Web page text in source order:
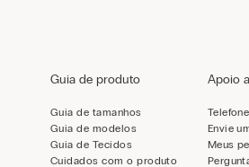
Guia de produto
Guia de tamanhos
Guia de modelos
Guia de Tecidos
Cuidados com o produto
Apoio
Envie
Meus